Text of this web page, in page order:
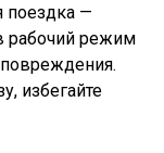
поездка —
рабочий режим
избегайте